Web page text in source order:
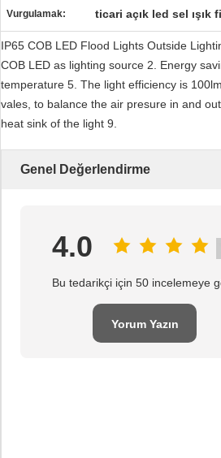
Vurgulamak: ticari açık led sel ışık
IP65 COB LED Flood Lights Outside
COB LED as lighting source 2. Energy
temperature 5. The light efficiency is
vales, to balance the air presure in and
heat sink of the light 9.
Genel Değerlendirme
4.0
Bu tedarikçi için 50 incelemeye
Yorum Yazın